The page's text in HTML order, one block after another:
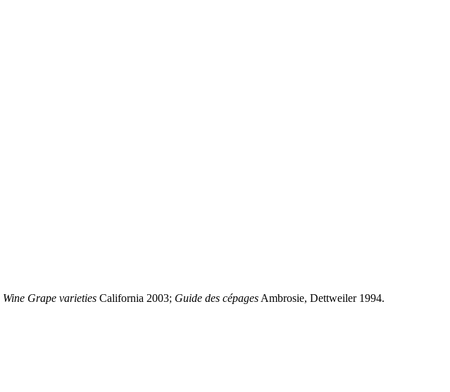
Wine Grape varieties California 2003; Guide des cépages Ambrosie, Dettweiler 1994.